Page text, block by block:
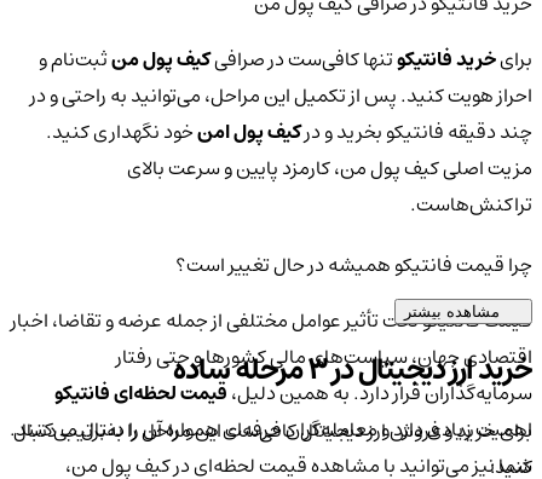
برایخرید فانتیکوتنها کافی‌ست در صرافیکیف پول منثبت‌نام و
احراز هویت کنید. پس از تکمیل این مراحل، می‌توانید به راحتی و در
چند دقیقه فانتیکو بخرید و درکیف پول امنخود نگهداری کنید.
مزیت اصلی کیف پول من، کارمزد پایین و سرعت بالای
تراکنش‌هاست.
چرا قیمت فانتیکو همیشه در حال تغییر است؟
قیمت فانتیکو تحت تأثیر عوامل مختلفی از جمله عرضه و تقاضا، اخبار
اقتصادی جهان، سیاست‌های مالی کشورها و حتی رفتار
سرمایه‌گذاران قرار دارد. به همین دلیل،قیمت لحظه‌ای فانتیکو
اهمیت زیادی دارد و معامله‌گران حرفه‌ای همواره آن را دنبال می‌کنند.
شما نیز می‌توانید با مشاهده قیمت لحظه‌ای در کیف پول من،
مشاهده بیشتر
خرید ارز دیجیتال در 3 مرحله ساده
برای خرید و فروش ارز دیجیتال کافی‌ست این مراحل را به‌ترتیب دنبال
کنید: